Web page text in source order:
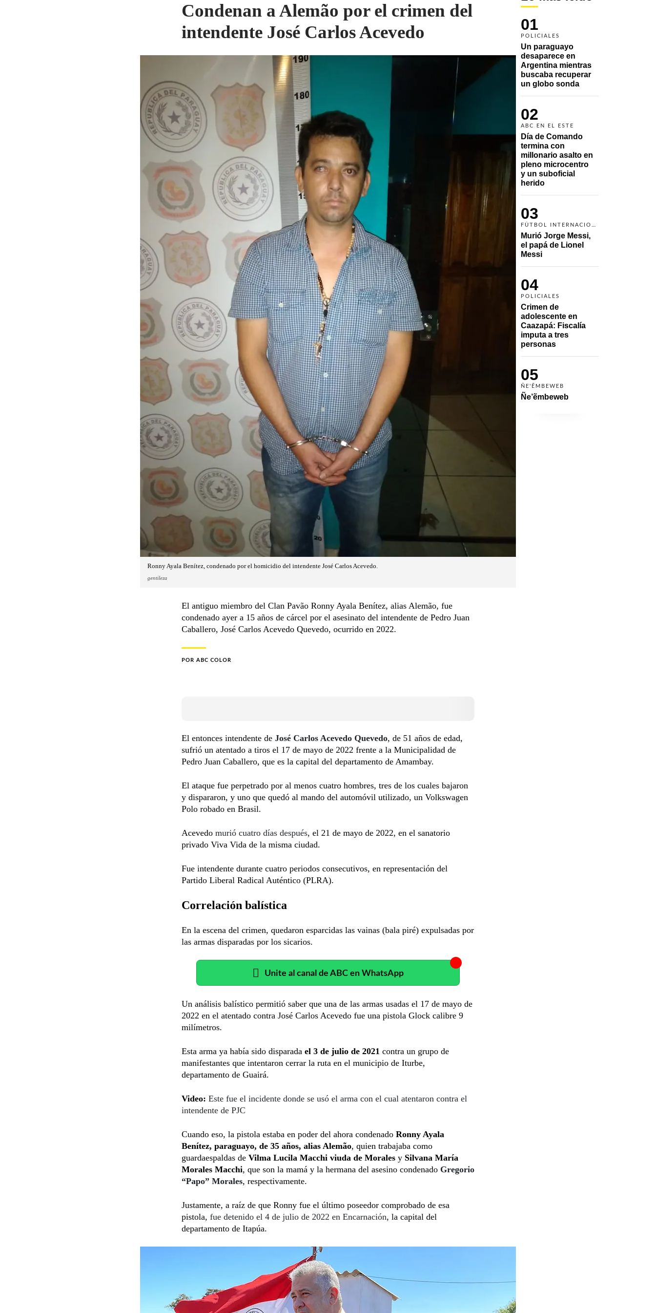
01
POLICIALES
Un paraguayo
desaparece en
Argentina mientras
buscaba recuperar
un globo sonda
02
ABC EN EL ESTE
Día de Comando
termina con
millonario asalto en
pleno microcentro
y un suboficial
herido
03
Murió Jorge Messi,
el papá de Lionel
Messi
04
POLICIALES
Crimen de
adolescente en
Caazapá: Fiscalía
imputa a tres
personas
05
ÑE'ẼMBEWEB
Ñe’ẽmbeweb
Condenan a Alemão por el crimen del
intendente José Carlos Acevedo
Ronny Ayala Benítez, condenado por el homicidio del intendente José Carlos Acevedo.
gentileza
El antiguo miembro del Clan Pavão Ronny Ayala Benítez, alias Alemão, fue
condenado ayer a 15 años de cárcel por el asesinato del intendente de Pedro Juan
Caballero, José Carlos Acevedo Quevedo, ocurrido en 2022.
POR ABC COLOR
El entonces intendente de José Carlos Acevedo Quevedo, de 51 años de edad,
sufrió un atentado a tiros el 17 de mayo de 2022 frente a la Municipalidad de
Pedro Juan Caballero, que es la capital del departamento de Amambay.
El ataque fue perpetrado por al menos cuatro hombres, tres de los cuales bajaron
y dispararon, y uno que quedó al mando del automóvil utilizado, un Volkswagen
Polo robado en Brasil.
Acevedo murió cuatro días después, el 21 de mayo de 2022, en el sanatorio
privado Viva Vida de la misma ciudad.
Fue intendente durante cuatro periodos consecutivos, en representación del
Partido Liberal Radical Auténtico (PLRA).
Correlación balística
En la escena del crimen, quedaron esparcidas las vainas (bala piré) expulsadas por
las armas disparadas por los sicarios.
Unite al canal de ABC en WhatsApp
Un análisis balístico permitió saber que una de las armas usadas el 17 de mayo de
2022 en el atentado contra José Carlos Acevedo fue una pistola Glock calibre 9
milímetros.
Esta arma ya había sido disparada el 3 de julio de 2021 contra un grupo de
manifestantes que intentaron cerrar la ruta en el municipio de Iturbe,
departamento de Guairá.
Video: Este fue el incidente donde se usó el arma con el cual atentaron contra el
intendente de PJC
Cuando eso, la pistola estaba en poder del ahora condenado Ronny Ayala
Benítez, paraguayo, de 35 años, alias Alemão, quien trabajaba como
guardaespaldas de Vilma Lucila Macchi viuda de Morales y Silvana María
Morales Macchi, que son la mamá y la hermana del asesino condenado Gregorio
“Papo” Morales, respectivamente.
Justamente, a raíz de que Ronny fue el último poseedor comprobado de esa
pistola, fue detenido el 4 de julio de 2022 en Encarnación, la capital del
departamento de Itapúa.